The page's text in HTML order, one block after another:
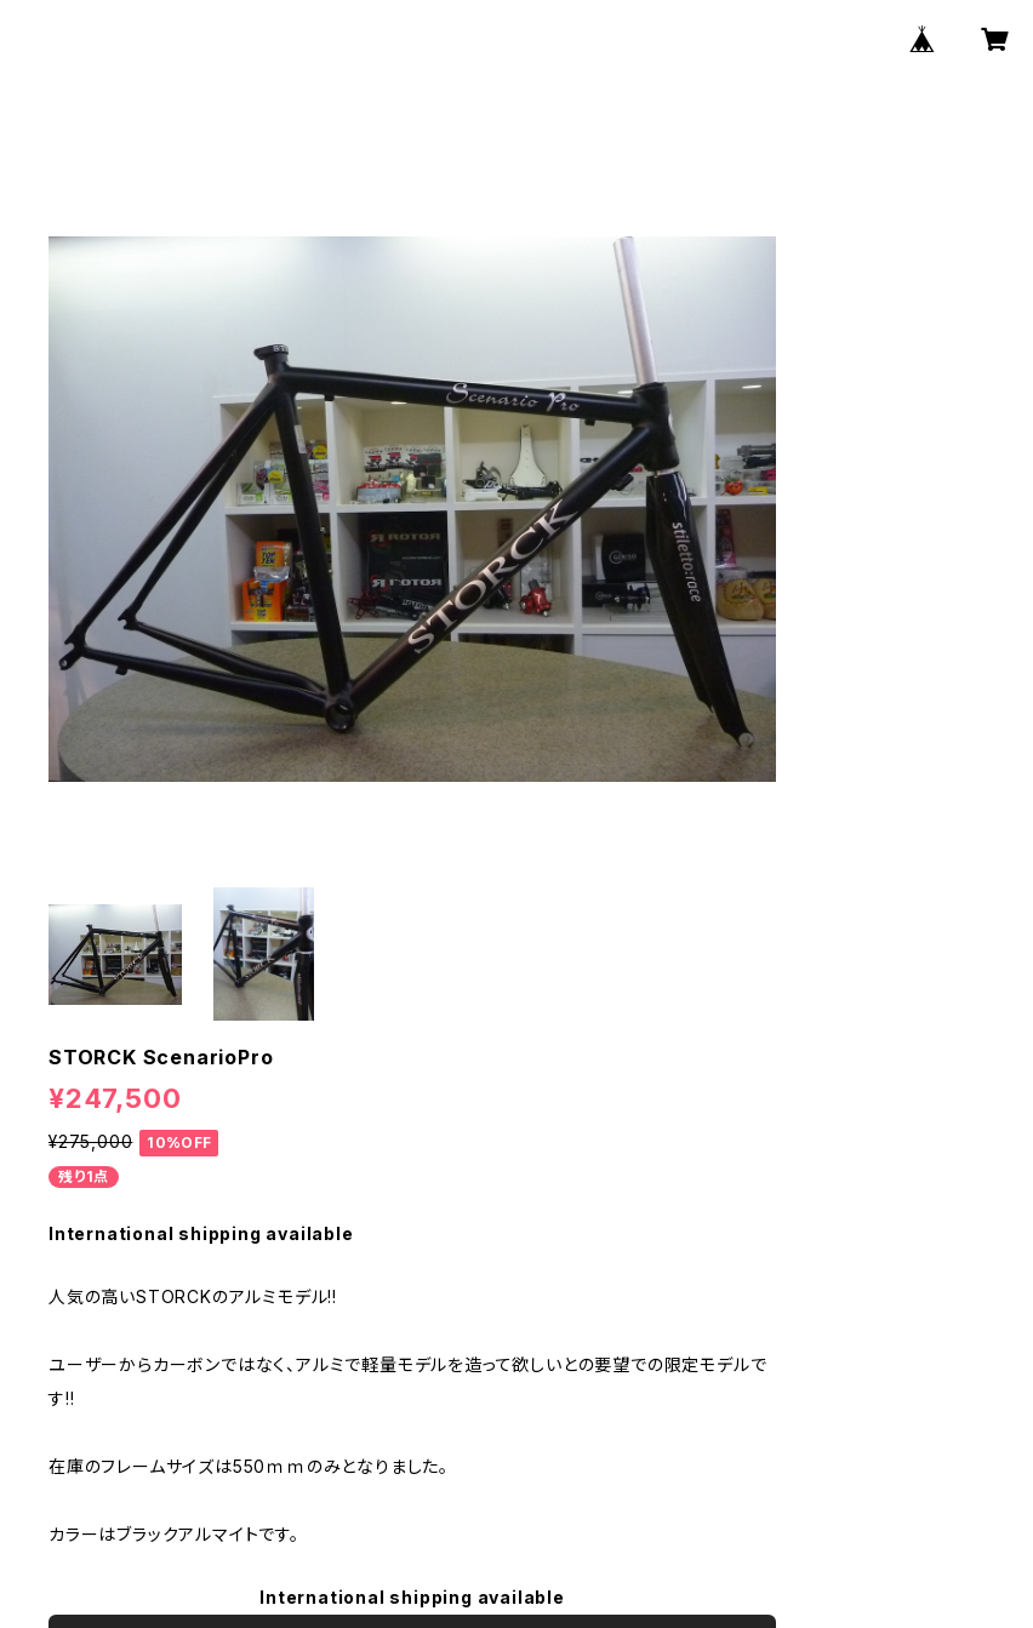
STORCK ScenarioPro
¥247,500
¥275,000
10%OFF
残り1点
International shipping available
人気の高いSTORCKのアルミモデル!!
ユーザーからカーボンではなく、アルミで軽量モデルを造って欲しいとの要望での限定モデルで
す!!
在庫のフレームサイズは550ｍｍのみとなりました。
カラーはブラックアルマイトです。
International shipping available